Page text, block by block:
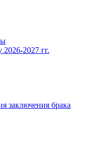
2027 гг.
заключения брака